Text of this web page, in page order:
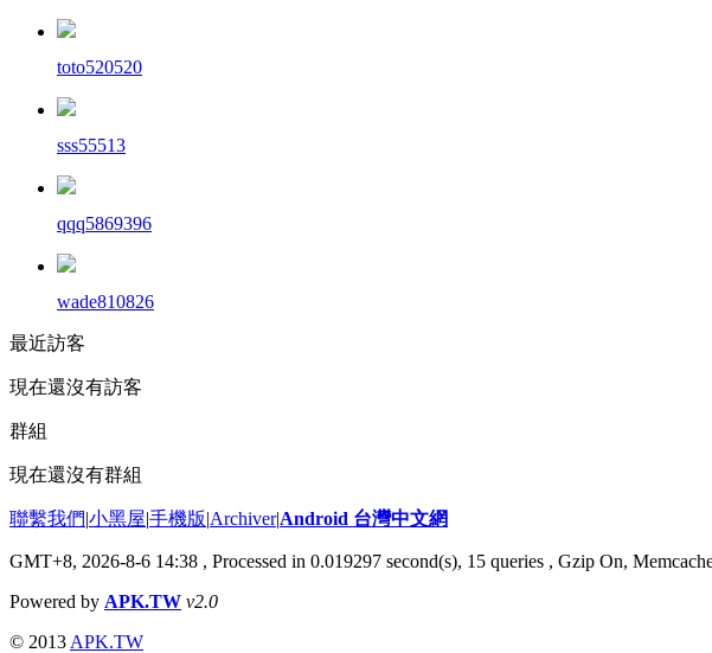
toto520520
sss55513
qqq5869396
wade810826
最近訪客
現在還沒有訪客
群組
現在還沒有群組
聯繫我們|小黑屋|手機版|Archiver|Android 台灣中文網
GMT+8, 2026-8-6 14:38 , Processed in 0.019297 second(s), 15 queries , Gzip On,
Powered by APK.TW v2.0
© 2013 APK.TW